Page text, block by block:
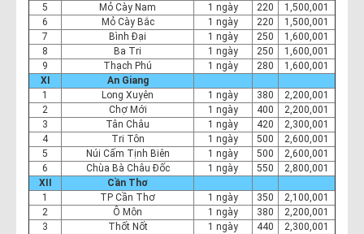
5
Mỏ Cày Nam 1 ngày 220
1,500,001
6
Mỏ Cày Bắc 1 ngày 220
1,500,001
7
Bình Đại 1 ngày 250
1,600,001
8
Ba Tri 1 ngày 250
1,600,001
9
Thạch Phú 1 ngày 280
1,600,001
XI
An Giang
1
Long Xuyên 1 ngày 380
2,200,001
2
Chợ Mới 1 ngày 400
2,200,001
3
Tân Châu 1 ngày 420
2,300,001
4
Tri Tôn 1 ngày 500
2,600,001
5
Núi Cấm Tịnh Biên 1 ngày 500
2,600,001
6
Chùa Bà Châu Đốc 1 ngày 550
2,800,001
XII
Cần Thơ
1
TP Cần Thơ 1 ngày 350
2,100,001
2
Ô Môn 1 ngày 380
2,200,001
3
Thốt Nốt 1 ngày 440
2,300,001